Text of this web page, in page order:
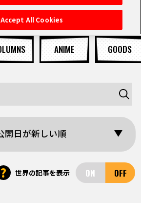
ANIME GOODS
開日が新しい順
? 世界の記事を表示
Accept All Cookies